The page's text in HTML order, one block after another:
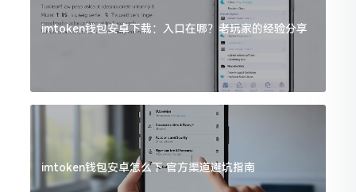
imtoken钱包安卓下载：入口在哪？老玩家的经验分享
imtoken钱包安卓怎么下 官方渠道避坑指南